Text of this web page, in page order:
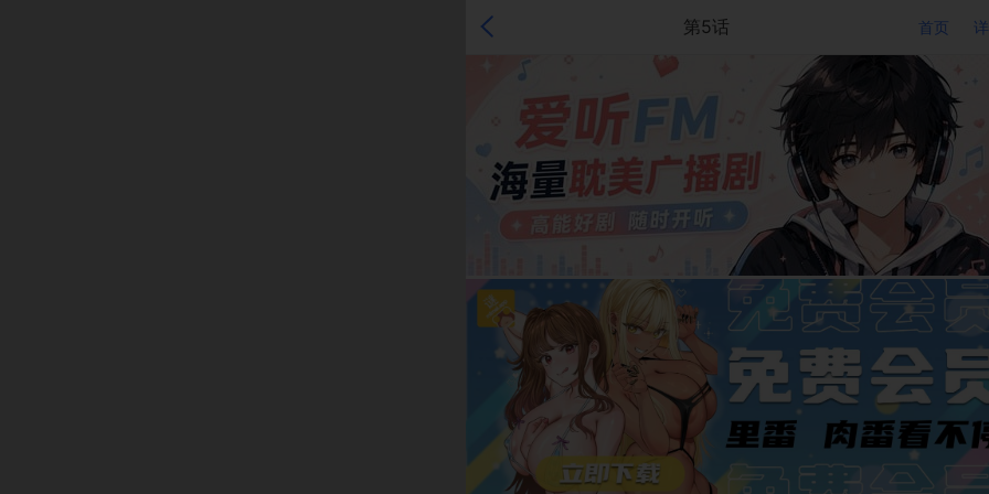
第5话 首页